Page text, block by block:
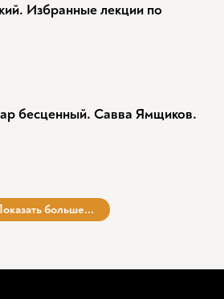
Избранные лекции по
бесценный. Савва Ямщиков.
больше...